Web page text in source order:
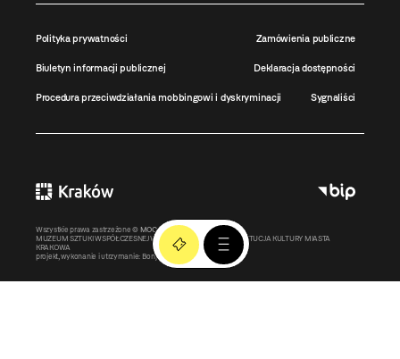
Polityka prywatności Zamówienia publiczne
Biuletyn informacji publicznej Deklaracja dostępności
Procedura przeciwdziałania mobbingowi i dyskryminacji Sygnaliści
Wszystkie prawa zastrzeżone © MOCAK2011-2026
MUZEUM SZTUKI WSPÓŁCZESNEJ W KRAKOWIE MOCAK – INSTYTUCJA KULTURY MIASTA
KRAKOWA
projekt, wykonanie i utrzymanie: Bonjour.pl